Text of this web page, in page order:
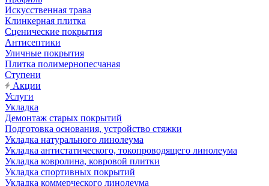
Искусственная трава
Клинкерная плитка
Сценические покрытия
Антисептики
Уличные покрытия
Плитка полимернопесчаная
Ступени
Акции
Услуги
Укладка
Демонтаж старых покрытий
Подготовка основания, устройство стяжки
Укладка натурального линолеума
Укладка антистатического, токопроводящего линолеума
Укладка ковролина, ковровой плитки
Укладка спортивных покрытий
Укладка коммерческого линолеума